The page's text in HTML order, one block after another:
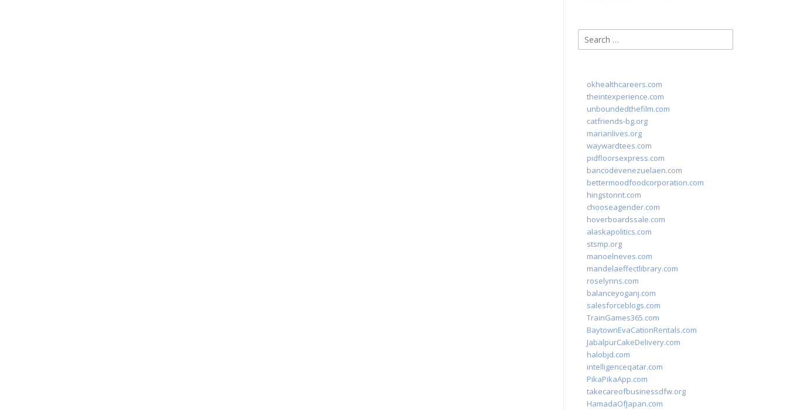
Search
for:
okhealthcareers.com
theintexperience.com
unboundedthefilm.com
catfriends-bg.org
marianlives.org
waywardtees.com
pidfloorsexpress.com
bancodevenezuelaen.com
bettermoodfoodcorporation.com
hingstonnt.com
chooseagender.com
hoverboardssale.com
alaskapolitics.com
stsmp.org
manoelneves.com
mandelaeffectlibrary.com
roselynns.com
balanceyoganj.com
salesforceblogs.com
TrainGames365.com
BaytownEvaCationRentals.com
JabalpurCakeDelivery.com
halobjd.com
intelligenceqatar.com
PikaPikaApp.com
takecareofbusinessdfw.org
HamadaOfJapan.com